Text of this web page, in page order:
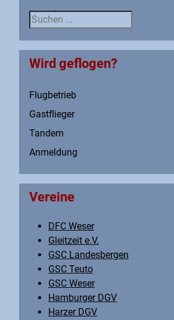
Suche
Wird geflogen?
Flugbetrieb
Gastflieger
Tandem
Anmeldung
Vereine
DFC Weser
Gleitzeit e.V.
GSC Landesbergen
GSC Teuto
GSC Weser
Hamburger DGV
Harzer DGV